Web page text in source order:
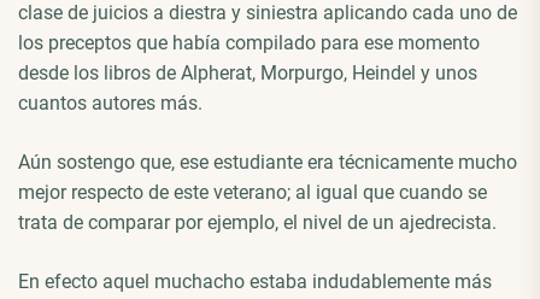
clase de juicios a diestra y siniestra aplicando cada uno de
los preceptos que había compilado para ese momento
desde los libros de Alpherat, Morpurgo, Heindel y unos
cuantos autores más.
Aún sostengo que, ese estudiante era técnicamente mucho
mejor respecto de este veterano; al igual que cuando se
trata de comparar por ejemplo, el nivel de un ajedrecista.
En efecto aquel muchacho estaba indudablemente más